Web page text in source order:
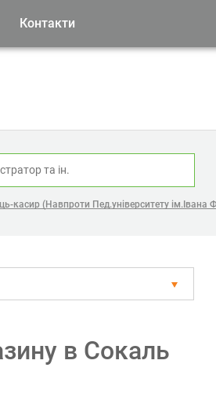
Контакти
касир (Навпроти Пед.університету ім.Івана
в Сокаль